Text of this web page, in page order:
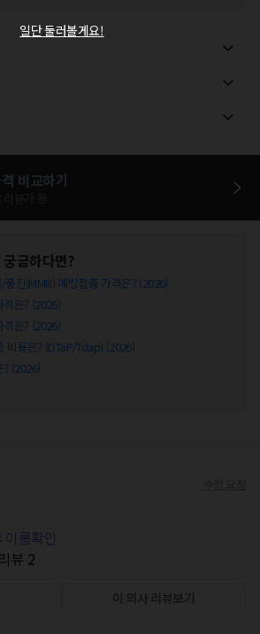
비교하기
금하다면?
진(MMR) 예방접종 가격은? (2026)
은? (2026)
은? (2026)
비용은? (DTaP/Tdap) (2026)
(2026)
이름확인
리뷰 2
이 의사 리뷰보기
일단 둘러볼게요!